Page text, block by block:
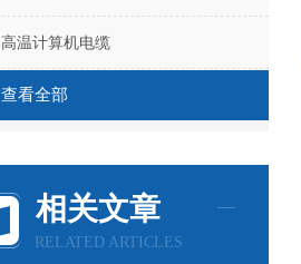
高温计算机电缆
查看全部
相关文章
RELATED ARTICLES